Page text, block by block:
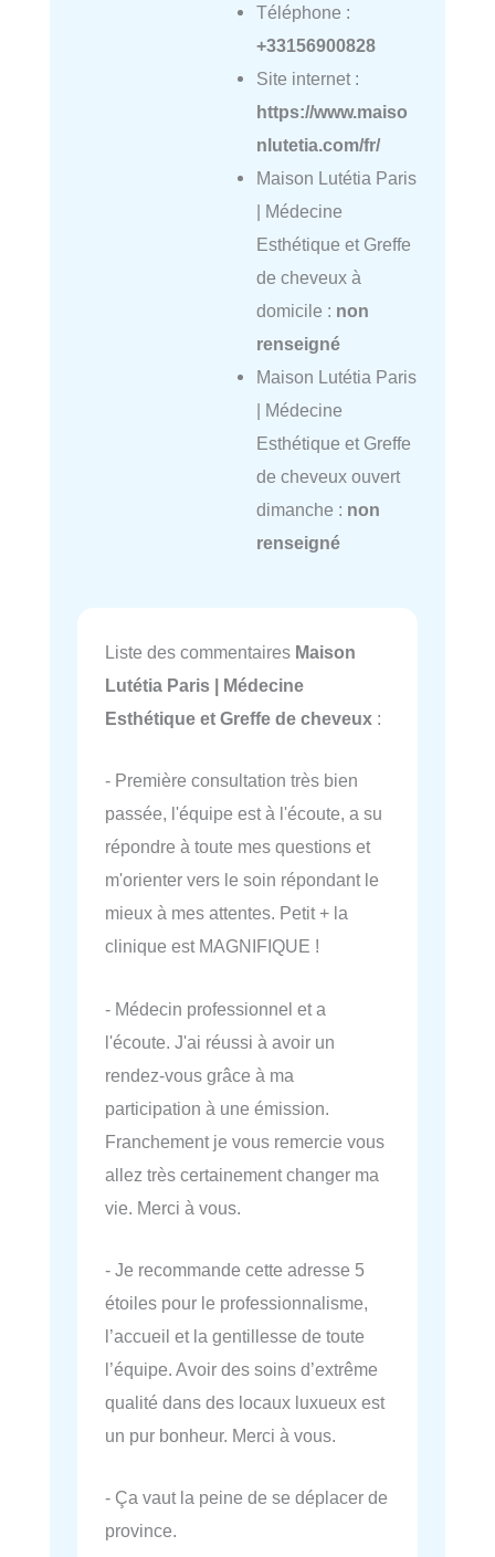
Téléphone :
+33156900828
Site internet :
https://www.maiso
nlutetia.com/fr/
Maison Lutétia Paris
| Médecine
Esthétique et Greffe
de cheveux à
domicile : non
renseigné
Maison Lutétia Paris
| Médecine
Esthétique et Greffe
de cheveux ouvert
dimanche : non
renseigné
Liste des commentaires Maison
Lutétia Paris | Médecine
Esthétique et Greffe de cheveux :
- Première consultation très bien
passée, l'équipe est à l'écoute, a su
répondre à toute mes questions et
m'orienter vers le soin répondant le
mieux à mes attentes. Petit + la
clinique est MAGNIFIQUE !
- Médecin professionnel et a
l'écoute. J'ai réussi à avoir un
rendez-vous grâce à ma
participation à une émission.
Franchement je vous remercie vous
allez très certainement changer ma
vie. Merci à vous.
- Je recommande cette adresse 5
étoiles pour le professionnalisme,
l’accueil et la gentillesse de toute
l’équipe. Avoir des soins d’extrême
qualité dans des locaux luxueux est
un pur bonheur. Merci à vous.
- Ça vaut la peine de se déplacer de
province.